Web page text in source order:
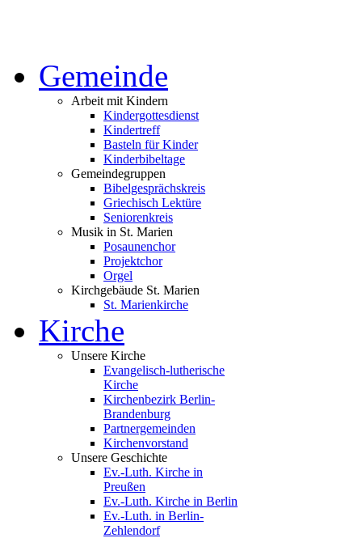
Gemeinde
Arbeit mit Kindern
Kindergottesdienst
Kindertreff
Basteln für Kinder
Kinderbibeltage
Gemeindegruppen
Bibelgesprächskreis
Griechisch Lektüre
Seniorenkreis
Musik in St. Marien
Posaunenchor
Projektchor
Orgel
Kirchgebäude St. Marien
St. Marienkirche
Kirche
Unsere Kirche
Evangelisch-lutherische
Kirche
Kirchenbezirk Berlin-
Brandenburg
Partnergemeinden
Kirchenvorstand
Unsere Geschichte
Ev.-Luth. Kirche in
Preußen
Ev.-Luth. Kirche in Berlin
Ev.-Luth. in Berlin-
Zehlendorf